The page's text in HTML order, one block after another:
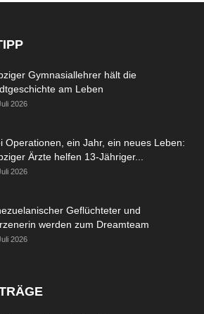
Gymnasiallehrer hält die
am Leben
2026
Operationen, ein Jahr, ein neues Leben:
Ärzte helfen 13-Jähriger...
2026
Geflüchteter und
werden zum Dreamteam
2026